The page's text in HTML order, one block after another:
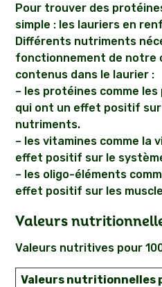
Pour trouver des
simple : les lauriers en
Différents nutriments
fonctionnement de notre
contenus dans le laurier :
– les protéines comme
qui ont un effet positif sur
nutriments.
– les vitamines comme la
effet positif sur le
– les oligo-éléments
effet positif sur les
Valeurs
Valeurs nutritives pour
Valeurs nutritionnelles